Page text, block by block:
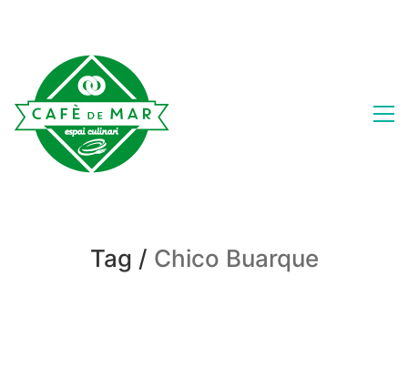
Tag / Chico Buarque